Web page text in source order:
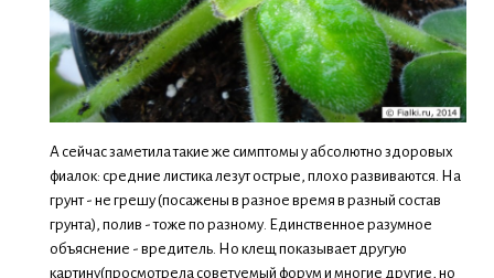
А сейчас заметила такие же симптомы у абсолютно здоровых
фиалок: средние листика лезут острые, плохо развиваются. На
грунт - не грешу (посажены в разное время в разный состав
грунта), полив - тоже по разному. Единственное разумное
объяснение - вредитель. Но клещ показывает другую
картину(просмотрела советуемый форум и многие другие, но